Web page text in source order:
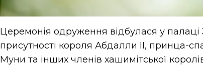
Церемонія одруження відбулася у
присутності короля Абдалли II, принца-
Муни та інших членів хашимітської